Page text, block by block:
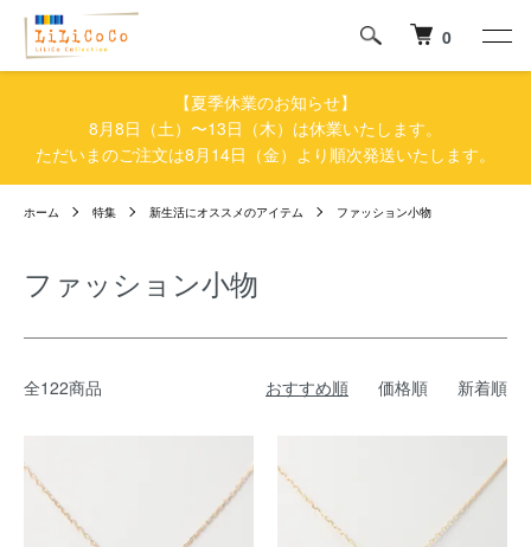
0
【夏季休業のお知らせ】
8月8日（土）〜13日（木）は休業いたします。
ただいまのご注文は8月14日（金）より順次発送いたします。
ホーム 特集 新生活にオススメのアイテム ファッション小物
ファッション小物
全122商品 おすすめ順 価格順 新着順